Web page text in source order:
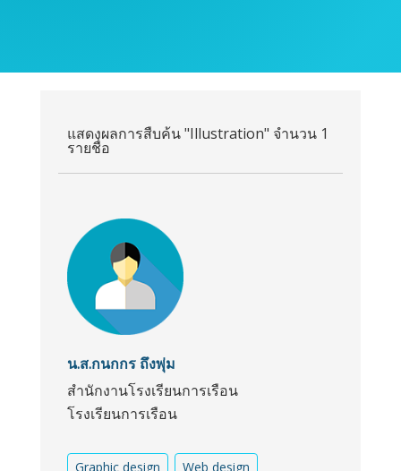
แสดงผลการสืบค้น "Illustration" จำนวน 1
รายชื่อ
น.ส.กนกกร ถึงพุ่ม
สำนักงานโรงเรียนการเรือน
โรงเรียนการเรือน
Graphic design Web design